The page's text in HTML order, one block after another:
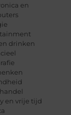
en
drinken
en vrije tijd